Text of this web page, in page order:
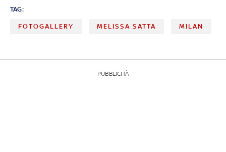
TAG:
FOTOGALLERY MELISSA SATTA MILAN
PUBBLICITÀ